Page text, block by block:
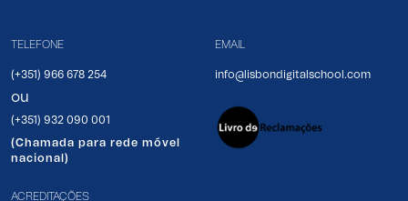
TELEFONE
(+351) 966 678 254
ou
(+351) 932 090 001
(Chamada para rede móvel
nacional)
EMAIL
info@lisbondigitalschool.com
ACREDITAÇÕES